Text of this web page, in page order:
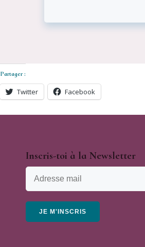
Partager :
Twitter Facebook
Inscris-toi à la Newsletter
JE M'INSCRIS